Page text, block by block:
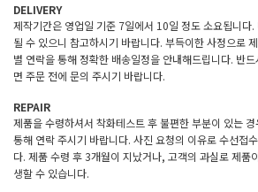
DELIVERY
제작기간은 영업일 기준 7일에서 10일 정도 소요됩니다
될 수 있으니 참고하시기 바랍니다. 부득이한 사정으로
별 연락을 통해 정확한 배송일정을 안내해드립니다. 반
면 주문 전에 문의 주시기 바랍니다.
REPAIR
제품을 수령하셔서 착화테스트 후 불편한 부분이 있는
통해 연락 주시기 바랍니다. 사진 요청의 이유로 수선접
다. 제품 수령 후 3개월이 지났거나, 고객의 과실로 제품
생할 수 있습니다.